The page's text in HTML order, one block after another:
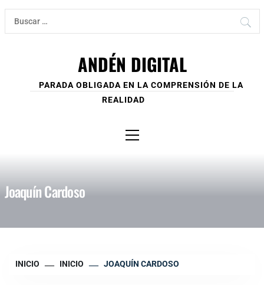
Ir
contenido
Buscar:
ANDÉN DIGITAL
PARADA OBLIGADA EN LA COMPRENSIÓN DE LA
REALIDAD
principal
Joaquín Cardoso
INICIO INICIO JOAQUÍN CARDOSO